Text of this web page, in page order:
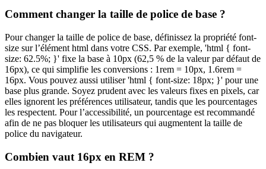
Comment changer la taille de police de base ?
Pour changer la taille de police de base, définissez la propriété font-
size sur l’élément html dans votre CSS. Par exemple, 'html { font-
size: 62.5%; }' fixe la base à 10px (62,5 % de la valeur par défaut de
16px), ce qui simplifie les conversions : 1rem = 10px, 1.6rem =
16px. Vous pouvez aussi utiliser 'html { font-size: 18px; }' pour une
base plus grande. Soyez prudent avec les valeurs fixes en pixels, car
elles ignorent les préférences utilisateur, tandis que les pourcentages
les respectent. Pour l’accessibilité, un pourcentage est recommandé
afin de ne pas bloquer les utilisateurs qui augmentent la taille de
police du navigateur.
Combien vaut 16px en REM ?